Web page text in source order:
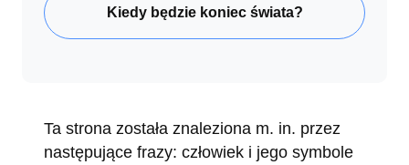
Kiedy będzie koniec świata?
Ta strona została znaleziona m. in. przez
następujące frazy: człowiek i jego symbole